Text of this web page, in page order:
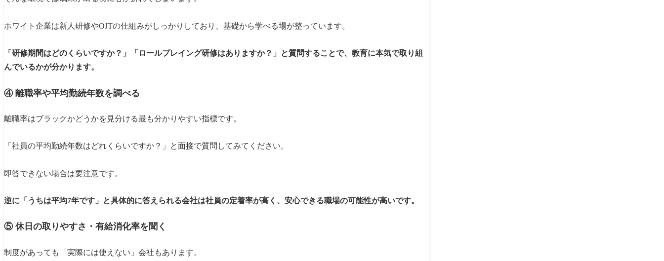
ホワイト企業は新人研修やOJTの仕組みがしっかりしており、基礎から学べる場が整っています。
「研修期間はどのくらいですか？」「ロールプレイング研修はありますか？」と質問することで、教育に本気で取り組
んでいるかが分かります。
④ 離職率や平均勤続年数を調べる
離職率はブラックかどうかを見分ける最も分かりやすい指標です。
「社員の平均勤続年数はどれくらいですか？」と面接で質問してみてください。
即答できない場合は要注意です。
逆に「うちは平均7年です」と具体的に答えられる会社は社員の定着率が高く、安心できる職場の可能性が高いです。
⑤ 休日の取りやすさ・有給消化率を聞く
制度があっても「実際には使えない」会社もあります。